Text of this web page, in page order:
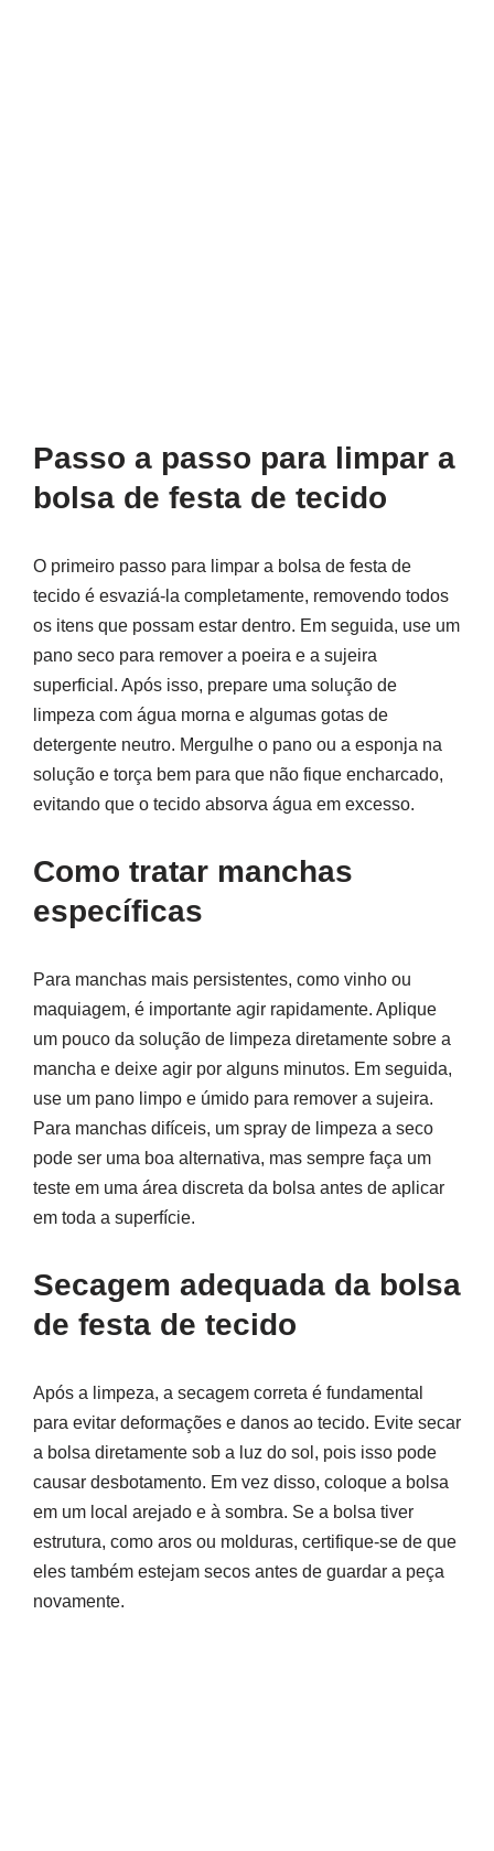
Passo a passo para limpar a
bolsa de festa de tecido
O primeiro passo para limpar a bolsa de festa de
tecido é esvaziá-la completamente, removendo todos
os itens que possam estar dentro. Em seguida, use um
pano seco para remover a poeira e a sujeira
superficial. Após isso, prepare uma solução de
limpeza com água morna e algumas gotas de
detergente neutro. Mergulhe o pano ou a esponja na
solução e torça bem para que não fique encharcado,
evitando que o tecido absorva água em excesso.
Como tratar manchas
específicas
Para manchas mais persistentes, como vinho ou
maquiagem, é importante agir rapidamente. Aplique
um pouco da solução de limpeza diretamente sobre a
mancha e deixe agir por alguns minutos. Em seguida,
use um pano limpo e úmido para remover a sujeira.
Para manchas difíceis, um spray de limpeza a seco
pode ser uma boa alternativa, mas sempre faça um
teste em uma área discreta da bolsa antes de aplicar
em toda a superfície.
Secagem adequada da bolsa
de festa de tecido
Após a limpeza, a secagem correta é fundamental
para evitar deformações e danos ao tecido. Evite secar
a bolsa diretamente sob a luz do sol, pois isso pode
causar desbotamento. Em vez disso, coloque a bolsa
em um local arejado e à sombra. Se a bolsa tiver
estrutura, como aros ou molduras, certifique-se de que
eles também estejam secos antes de guardar a peça
novamente.